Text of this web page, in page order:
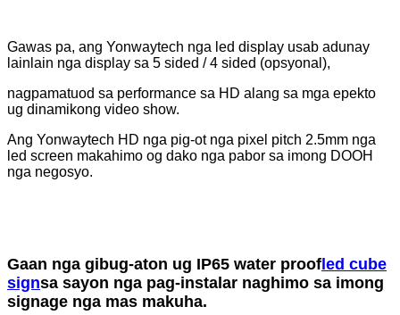
Gawas pa, ang Yonwaytech nga led display usab adunay
lainlain nga display sa 5 sided / 4 sided (opsyonal),
nagpamatuod sa performance sa HD alang sa mga epekto
ug dinamikong video show.
Ang Yonwaytech HD nga pig-ot nga pixel pitch 2.5mm nga
led screen makahimo og dako nga pabor sa imong DOOH
nga negosyo.
Gaan nga gibug-aton ug IP65 water proof led cube
signsa sayon ​​nga pag-instalar naghimo sa imong
signage nga mas makuha.